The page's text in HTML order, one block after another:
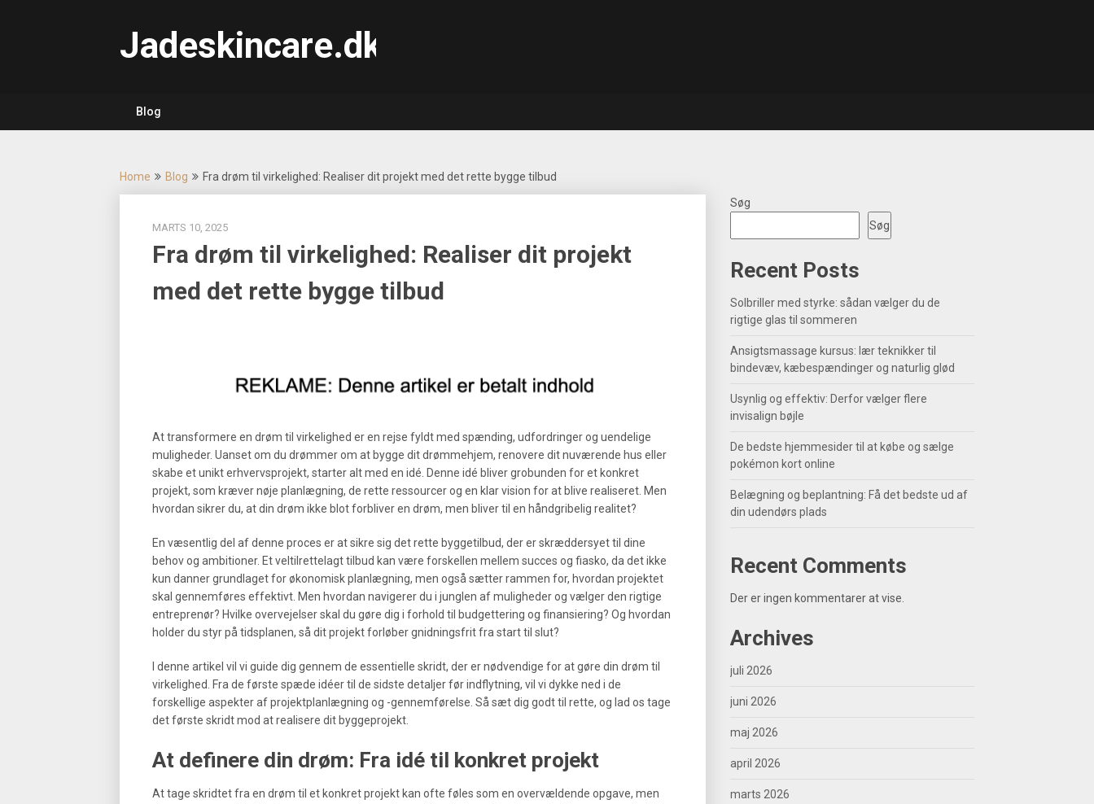
Jadeskincare.dk
Blog
Home Blog Fra drøm til virkelighed: Realiser dit projekt med det rette bygge tilbud
MARTS 10, 2025
Fra drøm til virkelighed: Realiser dit projekt
med det rette bygge tilbud
At transformere en drøm til virkelighed er en rejse fyldt med spænding, udfordringer og uendelige
muligheder. Uanset om du drømmer om at bygge dit drømmehjem, renovere dit nuværende hus eller
skabe et unikt erhvervsprojekt, starter alt med en idé. Denne idé bliver grobunden for et konkret
projekt, som kræver nøje planlægning, de rette ressourcer og en klar vision for at blive realiseret. Men
hvordan sikrer du, at din drøm ikke blot forbliver en drøm, men bliver til en håndgribelig realitet?
En væsentlig del af denne proces er at sikre sig det rette byggetilbud, der er skræddersyet til dine
behov og ambitioner. Et veltilrettelagt tilbud kan være forskellen mellem succes og fiasko, da det ikke
kun danner grundlaget for økonomisk planlægning, men også sætter rammen for, hvordan projektet
skal gennemføres effektivt. Men hvordan navigerer du i junglen af muligheder og vælger den rigtige
entreprenør? Hvilke overvejelser skal du gøre dig i forhold til budgettering og finansiering? Og hvordan
holder du styr på tidsplanen, så dit projekt forløber gnidningsfrit fra start til slut?
I denne artikel vil vi guide dig gennem de essentielle skridt, der er nødvendige for at gøre din drøm til
virkelighed. Fra de første spæde idéer til de sidste detaljer før indflytning, vil vi dykke ned i de
forskellige aspekter af projektplanlægning og -gennemførelse. Så sæt dig godt til rette, og lad os tage
det første skridt mod at realisere dit byggeprojekt.
At definere din drøm: Fra idé til konkret projekt
At tage skridtet fra en drøm til et konkret projekt kan ofte føles som en overvældende opgave, men
Søg
Søg
Recent Posts
Solbriller med styrke: sådan vælger du de
rigtige glas til sommeren
Ansigtsmassage kursus: lær teknikker til
bindevæv, kæbespændinger og naturlig glød
Usynlig og effektiv: Derfor vælger flere
invisalign bøjle
De bedste hjemmesider til at købe og sælge
pokémon kort online
Belægning og beplantning: Få det bedste ud af
din udendørs plads
Recent Comments
Der er ingen kommentarer at vise.
Archives
juli 2026
juni 2026
maj 2026
april 2026
marts 2026